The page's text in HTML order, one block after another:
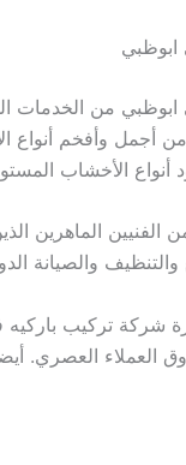
من الخدمات
من أجمل وأفخم
الأخشاب
الفنيين الماهرين
والصيانة
شركة تركيب
العملاء العصري.